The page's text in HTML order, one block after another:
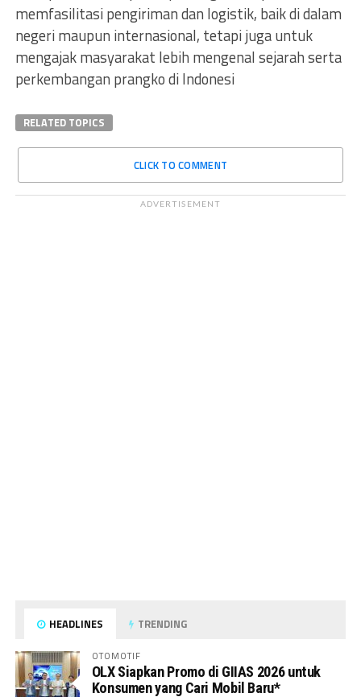
memfasilitasi pengiriman dan logistik, baik di dalam
negeri maupun internasional, tetapi juga untuk
mengajak masyarakat lebih mengenal sejarah serta
perkembangan prangko di Indonesi
RELATED TOPICS
CLICK TO COMMENT
ADVERTISEMENT
HEADLINES TRENDING
OTOMOTIF
OLX Siapkan Promo di GIIAS 2026 untuk
Konsumen yang Cari Mobil Baru*